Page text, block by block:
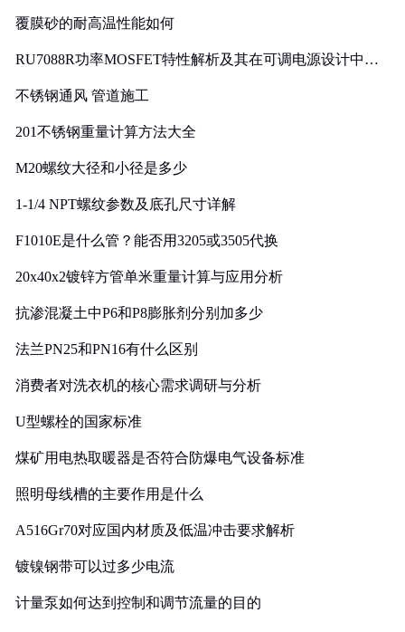
覆膜砂的耐高温性能如何
RU7088R功率MOSFET特性解析及其在可调电源设计中的
不锈钢通风 管道施工
201不锈钢重量计算方法大全
M20螺纹大径和小径是多少
1-1/4 NPT螺纹参数及底孔尺寸详解
F1010E是什么管？能否用3205或3505代换
20x40x2镀锌方管单米重量计算与应用分析
抗渗混凝土中P6和P8膨胀剂分别加多少
法兰PN25和PN16有什么区别
消费者对洗衣机的核心需求调研与分析
U型螺栓的国家标准
煤矿用电热取暖器是否符合防爆电气设备标准
照明母线槽的主要作用是什么
A516Gr70对应国内材质及低温冲击要求解析
镀镍钢带可以过多少电流
计量泵如何达到控制和调节流量的目的